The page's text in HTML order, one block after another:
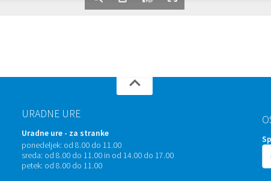
URADNE URE
Uradne ure - za stranke
ponedeljek: od 8.00 do 11.00
sreda: od 8.00 do 11.00 in od 14.00 do 17.00
petek: od 8.00 do 11.00